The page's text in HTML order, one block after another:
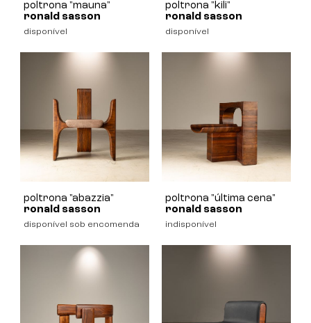
poltrona "mauna"
ronald sasson
disponível
poltrona "kili"
ronald sasson
disponível
poltrona "abazzia"
ronald sasson
disponível sob encomenda
poltrona "última cena"
ronald sasson
indisponível